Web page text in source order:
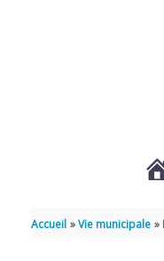
Accueil Vie municipale